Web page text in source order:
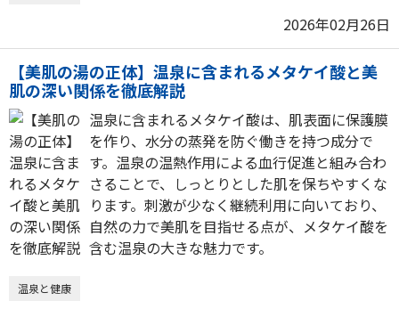
2026年02月26日
【美肌の湯の正体】温泉に含まれるメタケイ酸と美
肌の深い関係を徹底解説
温泉に含まれるメタケイ酸は、肌表面に保護膜
を作り、水分の蒸発を防ぐ働きを持つ成分で
す。温泉の温熱作用による血行促進と組み合わ
さることで、しっとりとした肌を保ちやすくな
ります。刺激が少なく継続利用に向いており、
自然の力で美肌を目指せる点が、メタケイ酸を
含む温泉の大きな魅力です。
温泉と健康